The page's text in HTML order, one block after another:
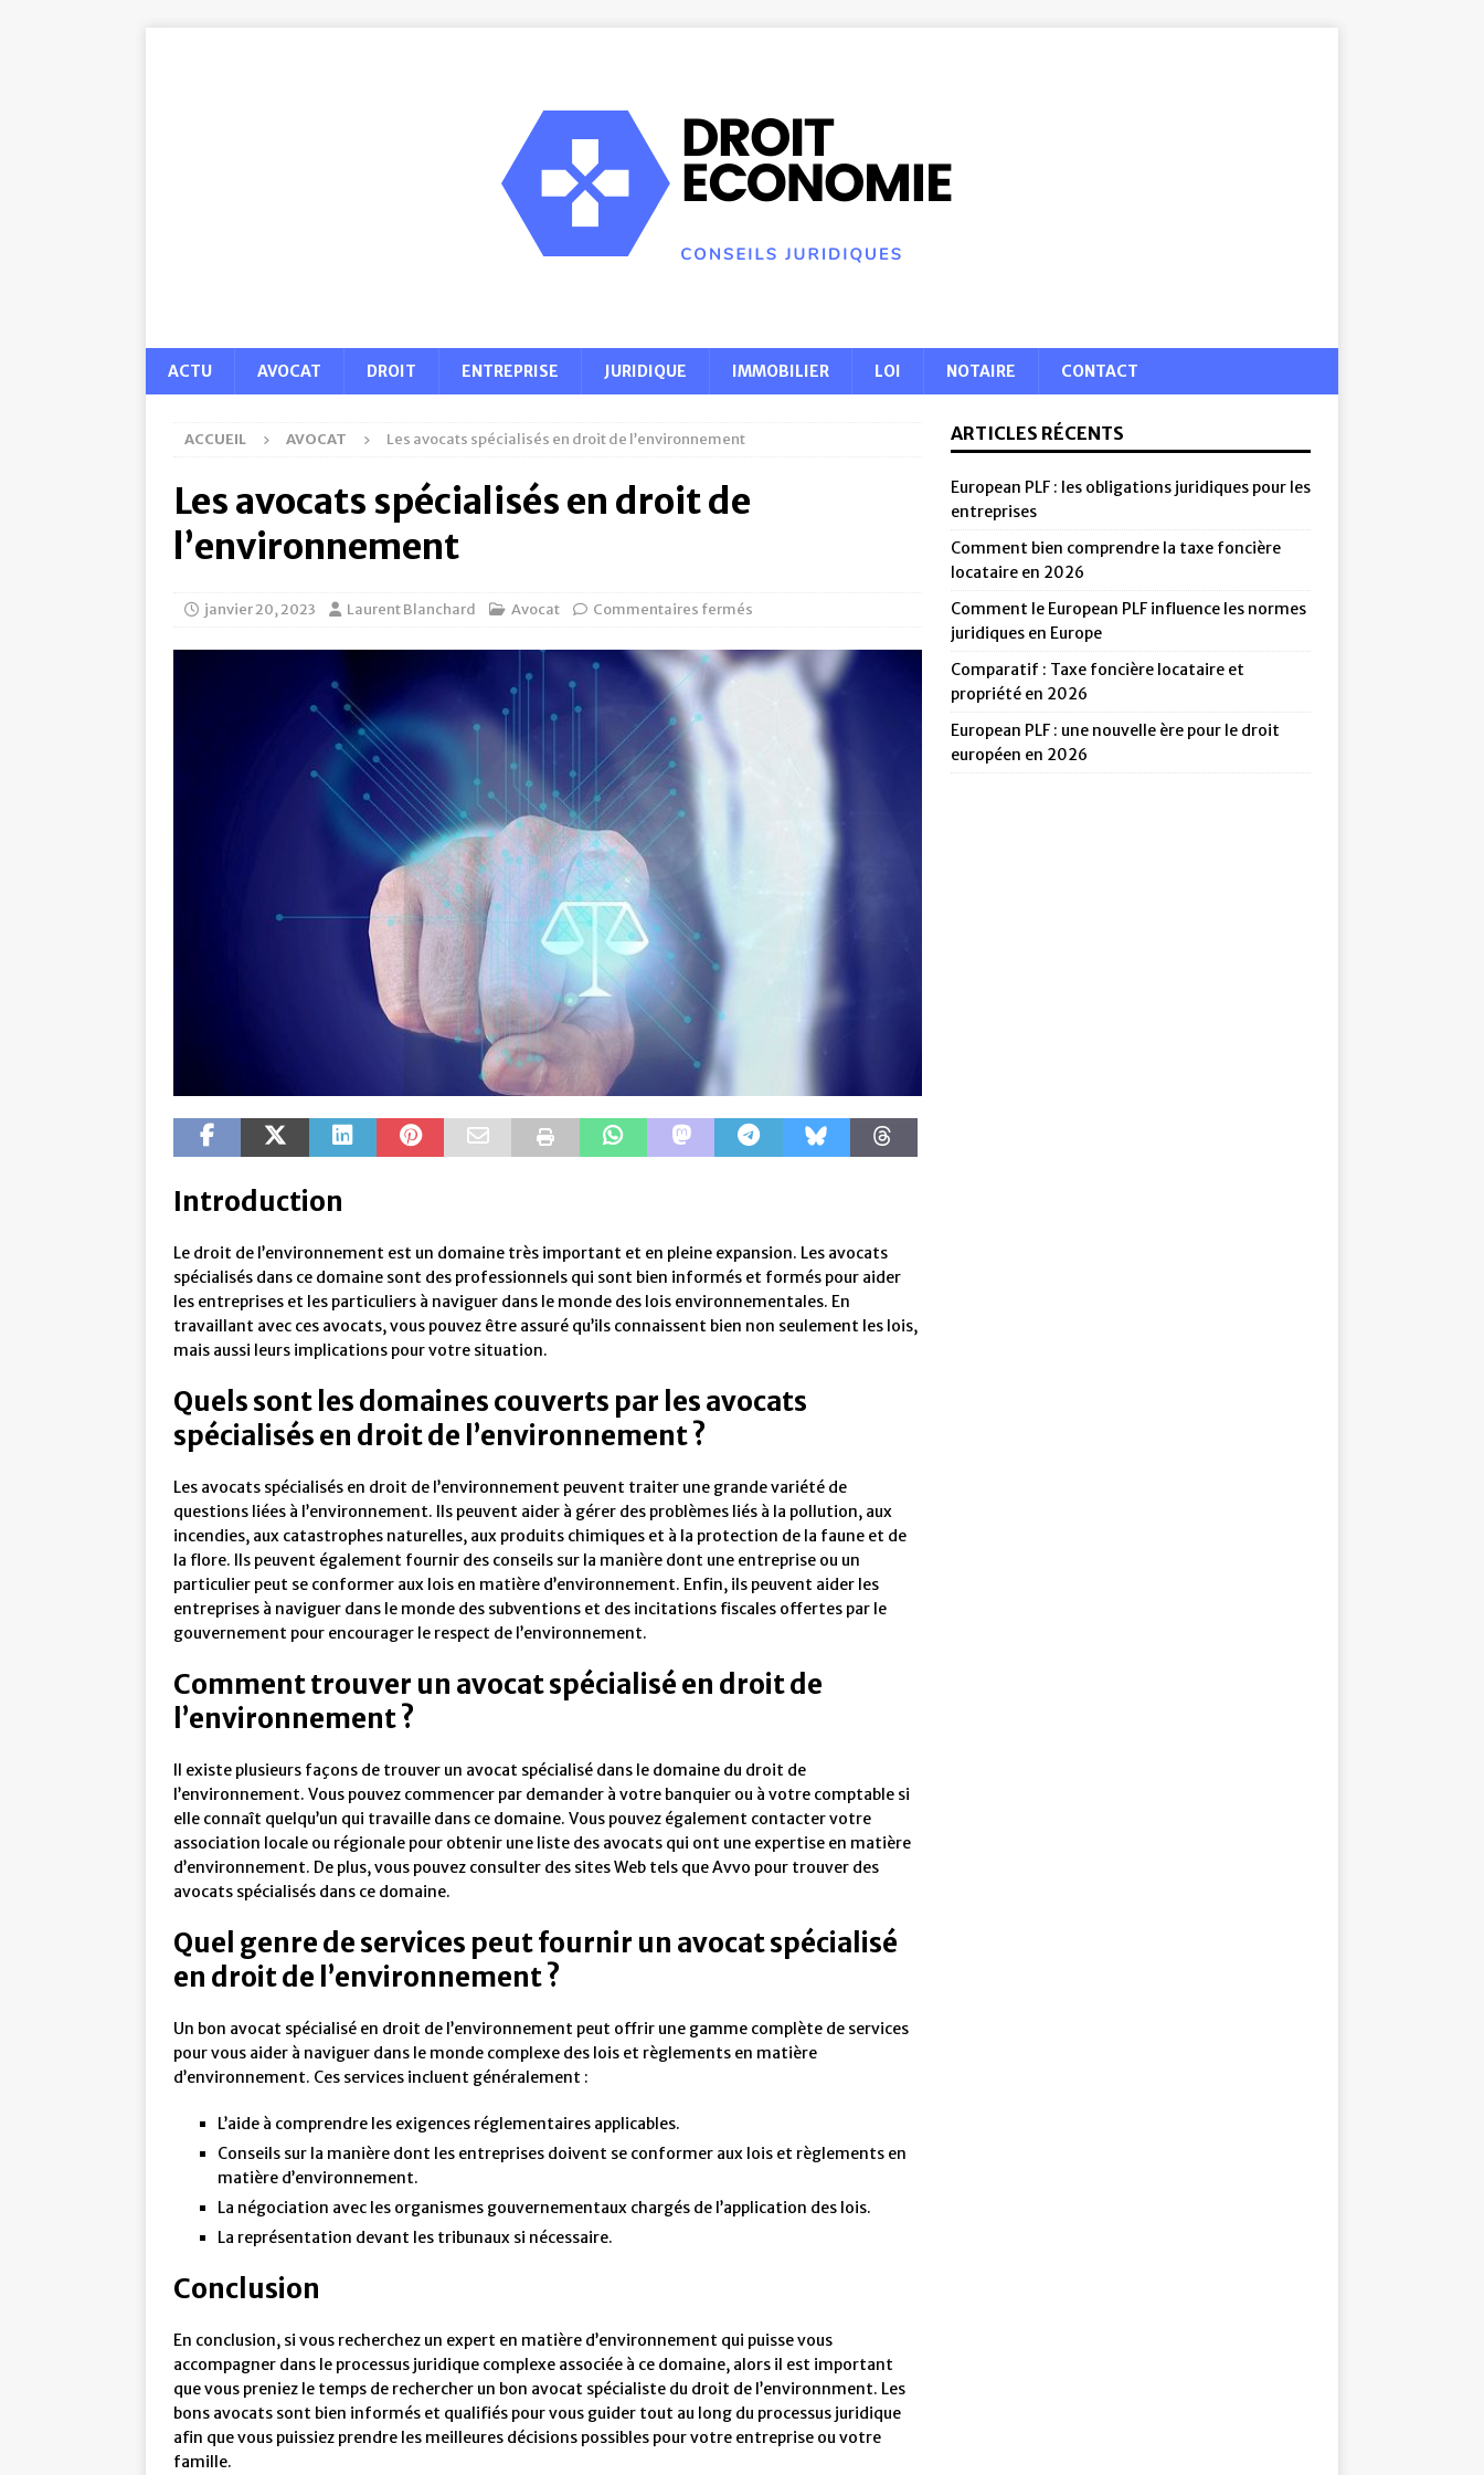
ACTU AVOCAT DROIT ENTREPRISE JURIDIQUE IMMOBILIER LOI NOTAIRE CONTACT
ACCUEIL AVOCAT Les avocats spécialisés en droit de l’environnement
Les avocats spécialisés en droit de
l’environnement
janvier 20, 2023 Laurent Blanchard Avocat Commentaires fermés
Introduction
Le droit de l’environnement est un domaine très important et en pleine expansion. Les avocats
spécialisés dans ce domaine sont des professionnels qui sont bien informés et formés pour aider
les entreprises et les particuliers à naviguer dans le monde des lois environnementales. En
travaillant avec ces avocats, vous pouvez être assuré qu’ils connaissent bien non seulement les lois,
mais aussi leurs implications pour votre situation.
Quels sont les domaines couverts par les avocats
spécialisés en droit de l’environnement ?
Les avocats spécialisés en droit de l’environnement peuvent traiter une grande variété de
questions liées à l’environnement. Ils peuvent aider à gérer des problèmes liés à la pollution, aux
incendies, aux catastrophes naturelles, aux produits chimiques et à la protection de la faune et de
la flore. Ils peuvent également fournir des conseils sur la manière dont une entreprise ou un
particulier peut se conformer aux lois en matière d’environnement. Enfin, ils peuvent aider les
entreprises à naviguer dans le monde des subventions et des incitations fiscales offertes par le
gouvernement pour encourager le respect de l’environnement.
Comment trouver un avocat spécialisé en droit de
l’environnement ?
Il existe plusieurs façons de trouver un avocat spécialisé dans le domaine du droit de
l’environnement. Vous pouvez commencer par demander à votre banquier ou à votre comptable si
elle connaît quelqu’un qui travaille dans ce domaine. Vous pouvez également contacter votre
association locale ou régionale pour obtenir une liste des avocats qui ont une expertise en matière
d’environnement. De plus, vous pouvez consulter des sites Web tels que Avvo pour trouver des
avocats spécialisés dans ce domaine.
Quel genre de services peut fournir un avocat spécialisé
en droit de l’environnement ?
Un bon avocat spécialisé en droit de l’environnement peut offrir une gamme complète de services
pour vous aider à naviguer dans le monde complexe des lois et règlements en matière
d’environnement. Ces services incluent généralement :
L’aide à comprendre les exigences réglementaires applicables.
Conseils sur la manière dont les entreprises doivent se conformer aux lois et règlements en
matière d’environnement.
La négociation avec les organismes gouvernementaux chargés de l’application des lois.
La représentation devant les tribunaux si nécessaire.
Conclusion
En conclusion, si vous recherchez un expert en matière d’environnement qui puisse vous
accompagner dans le processus juridique complexe associée à ce domaine, alors il est important
que vous preniez le temps de rechercher un bon avocat spécialiste du droit de l’environnment. Les
bons avocats sont bien informés et qualifiés pour vous guider tout au long du processus juridique
afin que vous puissiez prendre les meilleures décisions possibles pour votre entreprise ou votre
famille.
ARTICLES RÉCENTS
European PLF : les obligations juridiques pour les
entreprises
Comment bien comprendre la taxe foncière
locataire en 2026
Comment le European PLF influence les normes
juridiques en Europe
Comparatif : Taxe foncière locataire et
propriété en 2026
European PLF : une nouvelle ère pour le droit
européen en 2026